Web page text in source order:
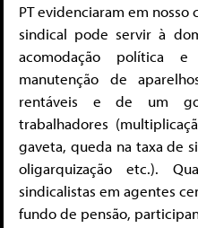
PT evidenciaram em
sindical pode servir à
acomodação política
manutenção de
rentáveis e de um
trabalhadores
gaveta, queda na taxa de
oligarquização etc.).
sindicalistas em agentes
fundo de pensão,